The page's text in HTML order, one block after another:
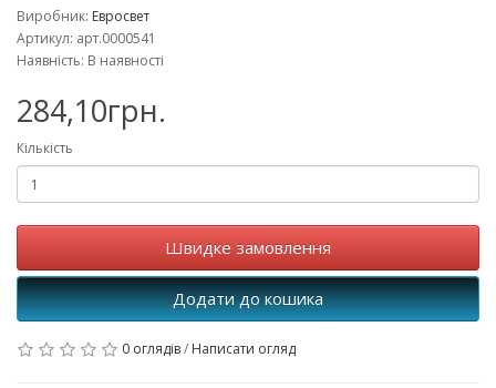
Виробник: Евросвет
Артикул: арт.0000541
Наявність: В наявності
284,10грн.
Кількість
Швидке замовлення
Додати до кошика
0 оглядів/ Написати огляд